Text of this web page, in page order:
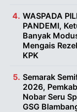
WASPADA
PANDEMI,
Banyak
Mengais
KPK
Semarak
2026,
Nobar Seru
GSG